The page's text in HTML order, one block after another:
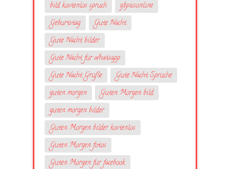
bild kostenlos spruch
gbpicsonline
Geburtstag
Gute Nacht
Gute Nacht bilder
Gute Nacht für whatsapp
Gute Nacht Grüße
Gute Nacht Sprüche
guten morgen
Guten Morgen bild
guten morgen bilder
Guten Morgen bilder kostenlos
Guten Morgen fotos
Guten Morgen für facebook